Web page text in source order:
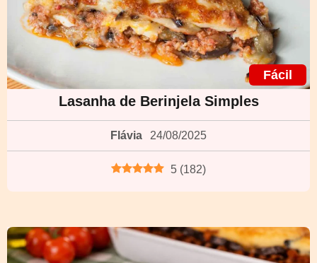
Fácil
Lasanha de Berinjela Simples
Flávia 24/08/2025
5 (182)